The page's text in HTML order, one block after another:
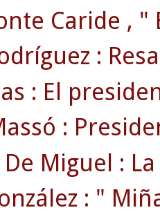
Caride , "
:
: El
:
Miguel :
: "